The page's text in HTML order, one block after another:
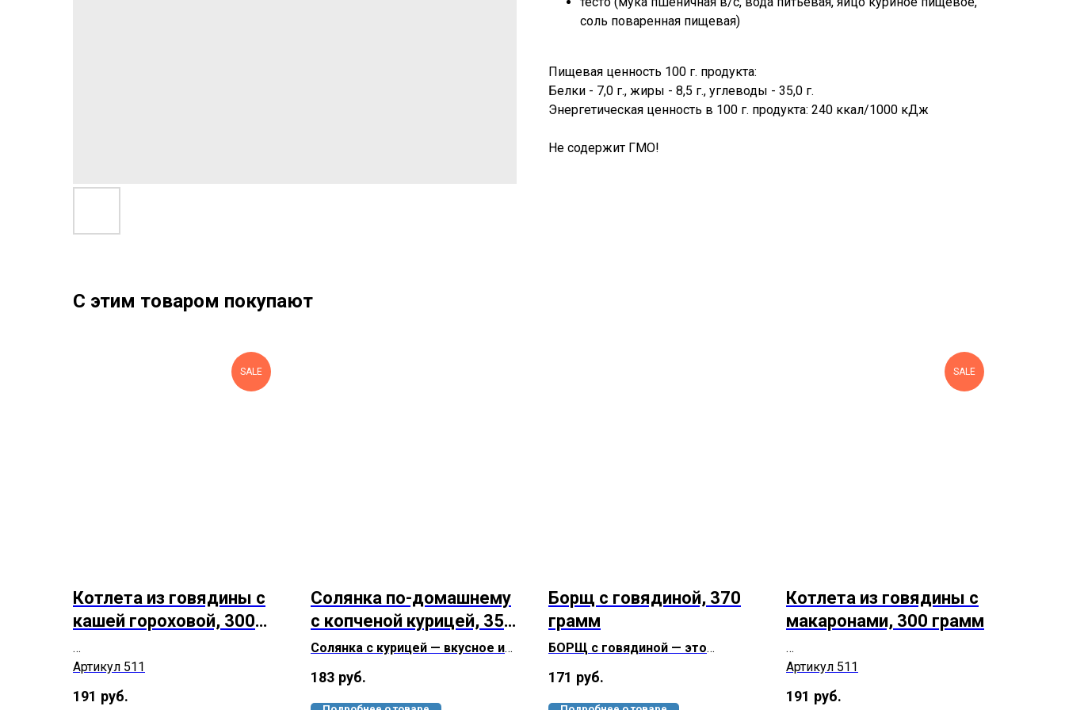
соль поваренная пищевая)
Пищевая ценность 100 г. продукта:
Белки - 7,0 г., жиры - 8,5 г., углеводы - 35,0 г.
Энергетическая ценность в 100 г. продукта: 240 ккал/1000 кДж
Не содержит ГМО!
С этим товаром покупают
SALE
Котлета из говядины с
кашей гороховой, 300
Артикул 511
191 руб.
Солянка по-домашнему
с копченой курицей, 350
грамм
Солянка с курицей — вкусное и
сытное блюдо! Любишь густые,
насыщенные супы? Тогда наша
солянка точно тебе понравится!
183 руб.
Борщ с говядиной, 370
грамм
БОРЩ с говядиной — это
настоящая домашняя еда.
Борщ из говядины сытный и
ароматный.
171 руб.
SALE
Котлета из говядины с
макаронами, 300 грамм
Артикул 511
191 руб.